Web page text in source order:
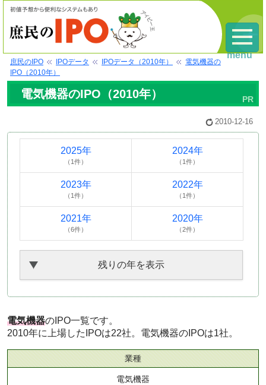
庶民のIPO IPOデータ IPOデータ（2010年）
電気機器の
IPO（2010年）
電気機器のIPO（2010年）
2010-12-16
2025年
（1件）
2024年
（1件）
2023年
（1件）
2022年
（1件）
2021年
（6件）
2020年
（2件）
残りの年を表示
電気機器のIPO一覧です。
2010年に上場したIPOは22社。電気機器のIPOは1社。
業種
電気機器
menu